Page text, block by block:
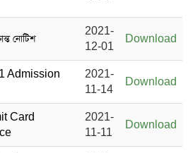
নোটিশ
2021-
12-01
Download
Admission
2021-
11-14
Download
Card
2021-
11-11
Download